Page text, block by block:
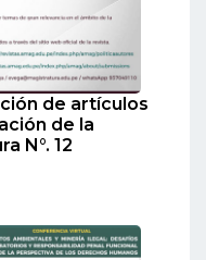
de artículos
de la
N°. 12